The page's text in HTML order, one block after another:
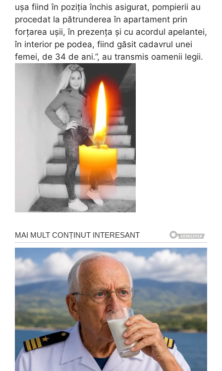
ușa fiind în poziția închis asigurat, pompierii au
procedat la pătrunderea în apartament prin
forțarea ușii, în prezența și cu acordul apelantei,
în interior pe podea, fiind găsit cadavrul unei
femei, de 34 de ani.”, au transmis oamenii legii.